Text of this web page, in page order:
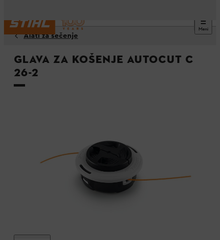
Meni
Alati za sečenje
Glava za košenje AutoCut C
26-2